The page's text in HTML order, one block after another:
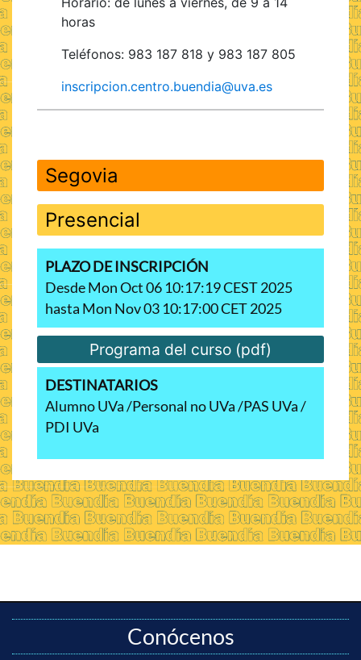
horas
Teléfonos: 983 187 818 y 983 187 805
inscripcion.centro.buendia@uva.es
Segovia
Presencial
PLAZO DE INSCRIPCIÓN
Desde Mon Oct 06 10:17:19 CEST 2025
hasta Mon Nov 03 10:17:00 CET 2025
Programa del curso (pdf)
DESTINATARIOS
Alumno UVa Personal no UVa PAS UVa
PDI UVa
Conócenos